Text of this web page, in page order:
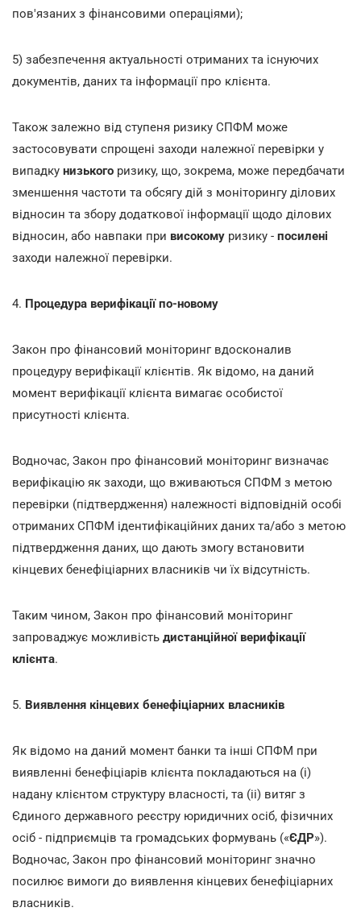
пов'язаних з фінансовими операціями);
5) забезпечення актуальності отриманих та існуючих
документів, даних та інформації про клієнта.
Також залежно від ступеня ризику СПФМ може
застосовувати спрощені заходи належної перевірки у
випадку низького ризику, що, зокрема, може передбачати
зменшення частоти та обсягу дій з моніторингу ділових
відносин та збору додаткової інформації щодо ділових
відносин, або навпаки при високому ризику - посилені
заходи належної перевірки.
4. Процедура верифікації по-новому
Закон про фінансовий моніторинг вдосконалив
процедуру верифікації клієнтів. Як відомо, на даний
момент верифікації клієнта вимагає особистої
присутності клієнта.
Водночас, Закон про фінансовий моніторинг визначає
верифікацію як заходи, що вживаються СПФМ з метою
перевірки (підтвердження) належності відповідній особі
отриманих СПФМ ідентифікаційних даних та/або з метою
підтвердження даних, що дають змогу встановити
кінцевих бенефіціарних власників чи їх відсутність.
Таким чином, Закон про фінансовий моніторинг
запроваджує можливість дистанційної верифікації
клієнта.
5. Виявлення кінцевих бенефіціарних власників
Як відомо на даний момент банки та інші СПФМ при
виявленні бенефіціарів клієнта покладаються на (і)
надану клієнтом структуру власності, та (іі) витяг з
Єдиного державного реєстру юридичних осіб, фізичних
осіб - підприємців та громадських формувань («ЄДР»).
Водночас, Закон про фінансовий моніторинг значно
посилює вимоги до виявлення кінцевих бенефіціарних
власників.